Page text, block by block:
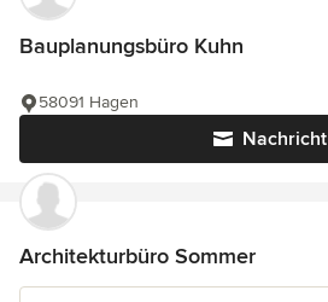
Bauplanungsbüro Kuhn
Nachricht
58091 Hagen
Architekturbüro Sommer